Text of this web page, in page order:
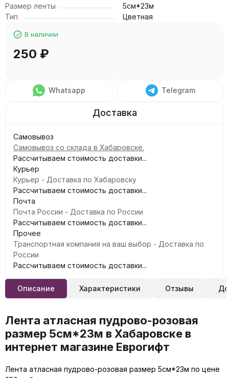
Размер ленты
5см*23м
Тип
Цветная
В наличии
250 ₽
Whatsapp Telegram
Самовывоз
Самовывоз со склада в Хабаровске.
Рассчитываем стоимость доставки...
Курьер
Курьер - Доставка по Хабаровску
Рассчитываем стоимость доставки...
Почта
Почта России - Доставка по России
Рассчитываем стоимость доставки...
Прочее
Транспортная компания на ваш выбор - Доставка по
России
Рассчитываем стоимость доставки...
Описание Характеристики Отзывы
Лента атласная пудрово-розовая
размер 5см*23м в Хабаровске в
интернет магазине Еврогифт
Лента атласная пудрово-розовая размер 5см*23м по цене